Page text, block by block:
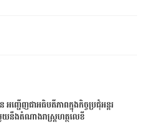
ជើញជាអធិបតីភាពក្នុងកិច្ចប្រជុំអន្តរ
យនឹងតំណាងរាស្រ្តហត្ថលេខី